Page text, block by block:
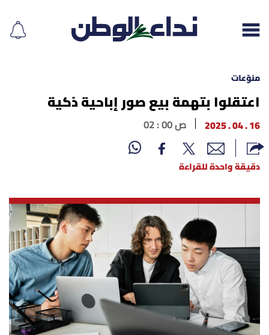
إقرأ الجريدة
لبنان
محليات
أسرار
متفرقات
منوّعات
اعتقلوا بتهمة بيع صور إباحية ذكية
16 . 04 . 2025 02 : 00 ص
دقيقة واحدة للقراءة